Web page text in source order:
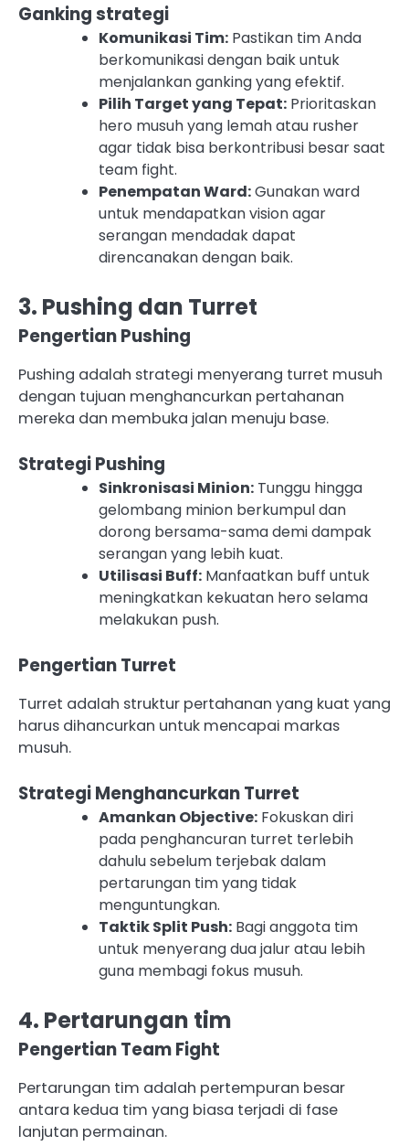
Ganking strategi
Komunikasi Tim: Pastikan tim Anda
berkomunikasi dengan baik untuk
menjalankan ganking yang efektif.
Pilih Target yang Tepat: Prioritaskan
hero musuh yang lemah atau rusher
agar tidak bisa berkontribusi besar saat
team fight.
Penempatan Ward:Gunakan ward
untuk mendapatkan vision agar
serangan mendadak dapat
direncanakan dengan baik.
3. Pushing dan Turret
Pengertian Pushing
Pushing adalah strategi menyerang turret musuh
dengan tujuan menghancurkan pertahanan
mereka dan membuka jalan menuju base.
Strategi Pushing
Sinkronisasi Minion: Tunggu hingga
gelombang minion berkumpul dan
dorong bersama-sama demi dampak
serangan yang lebih kuat.
Utilisasi Buff: Manfaatkan buff untuk
meningkatkan kekuatan hero selama
melakukan push.
Pengertian Turret
Turret adalah struktur pertahanan yang kuat yang
harus dihancurkan untuk mencapai markas
musuh.
Strategi Menghancurkan Turret
Amankan Objective: Fokuskan diri
pada penghancuran turret terlebih
dahulu sebelum terjebak dalam
pertarungan tim yang tidak
menguntungkan.
Taktik Split Push: Bagi anggota tim
untuk menyerang dua jalur atau lebih
guna membagi fokus musuh.
4. Pertarungan tim
Pengertian Team Fight
Pertarungan tim adalah pertempuran besar
antara kedua tim yang biasa terjadi di fase
lanjutan permainan.